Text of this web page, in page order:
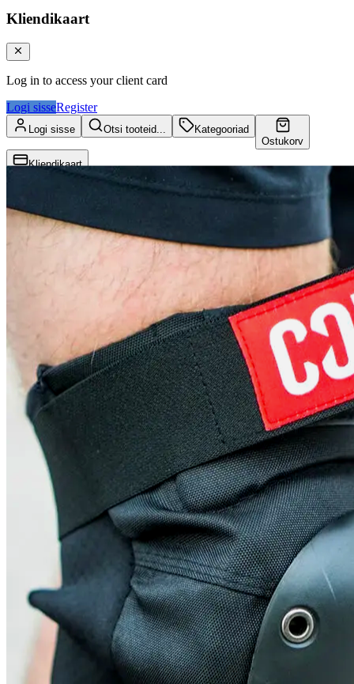
Kliendikaart
Log in to access your client card
Logi sisseRegister
Logi sisse Otsi tooteid...
Kategooriad
Ostukorv
Kliendikaart